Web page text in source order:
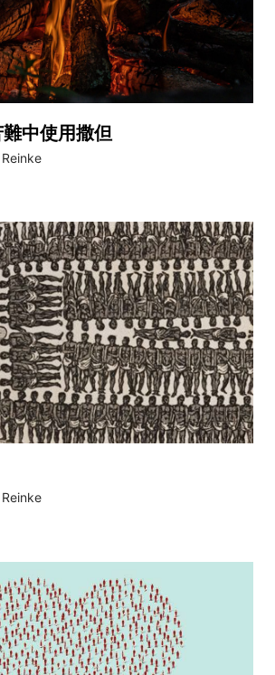
中使用撒但